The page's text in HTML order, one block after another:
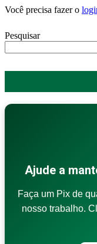
Você precisa fazer o
Pesquisar
Ajude a
Faça um Pix de
nosso trabalho.